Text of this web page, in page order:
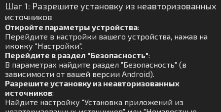
Шаг 1: Разрешите установку из неавторизованных
источников
Откройте параметры устройства:
Перейдите в настройки вашего устройства, нажав на
иконку "Настройки".
Перейдите в раздел "Безопасность":
В параметрах найдите раздел "Безопасность" (в
зависимости от вашей версии Android).
Разрешите установку из неавторизованных
источников:
Найдите настройку "Установка приложений из